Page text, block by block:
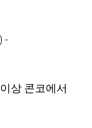
-
이상 콘코에서